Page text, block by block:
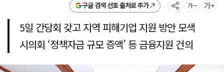
구글 검색 선호 출처로 추가
5일 간담회 갖고 지역 피해기업 지원 방안 모색
시의회 ‘정책자금 규모 증액’ 등 금융지원 건의